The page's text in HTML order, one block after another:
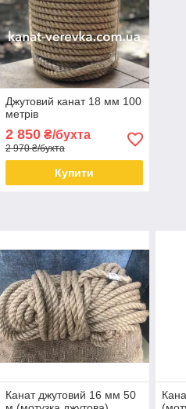
Джутовий канат 18 мм 100
метрів
2 850₴/бухта
2 970 ₴/бухта
Купити
Канат джутовий 16 мм 50